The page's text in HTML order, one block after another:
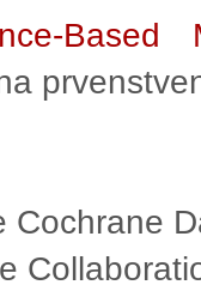
Based
Cochrane